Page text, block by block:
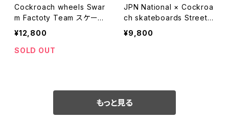
Cockroach wheels Swar
m Factoty Team スケート
ボード ウィール
¥12,800
SOLD OUT
JPN National × Cockroa
ch skateboards Street
Roach スケートボード ウィ
ール
¥9,800
もっと見る